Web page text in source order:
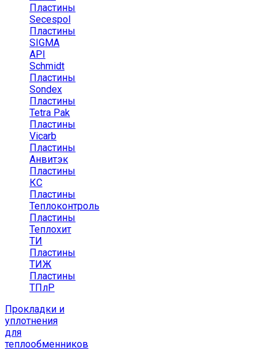
Пластины
Secespol
Пластины
SIGMA
API
Schmidt
Пластины
Sondex
Пластины
Tetra Pak
Пластины
Vicarb
Пластины
Анвитэк
Пластины
КС
Пластины
Теплоконтроль
Пластины
Теплохит
ТИ
Пластины
ТИЖ
Пластины
ТПлР
Прокладки и
уплотнения
для
теплообменников